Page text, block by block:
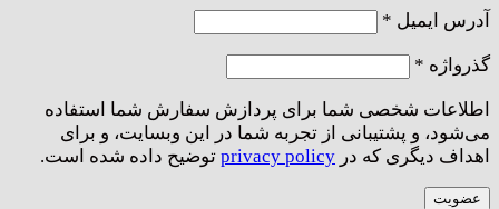
آدرس ایمیل *
گذرواژه *
اطلاعات شخصی شما برای پردازش سفارش شما استفاده
می‌شود، و پشتیبانی از تجربه شما در این وبسایت، و برای
اهداف دیگری که در privacy policy توضیح داده شده است.
عضویت